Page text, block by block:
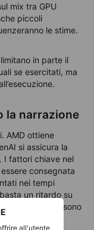
all'utente
mix tra GPU
piccoli
le stime.
in parte il
se esercitati, ma
la narrazione
AMD ottiene
si assicura la
I fattori chiave nel
consegnata
nei tempi
un ritardo su
se le GPU sono